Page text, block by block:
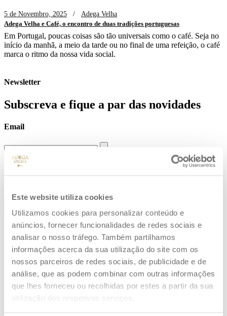
Este website utiliza cookies
Utilizamos cookies para personalizar conteúdo e
anúncios, fornecer funcionalidades de redes sociais e
analisar o nosso tráfego. Também partilhamos
informações acerca da sua utilização do site com os
nossos parceiros de redes sociais, de publicidade e de
análise, que as podem combinar com outras informações
que lhes forneceu ou recolhidas por estes a partir da sua
utilização dos respetivos serviços.
5 de Novembro, 2025 Adega Velha
Adega Velha e Café, o encontro de duas tradições portuguesas
Em Portugal, poucas coisas são tão universais como o café. Seja no
início da manhã, a meio da tarde ou no final de uma refeição, o café
marca o ritmo da nossa vida social.
Newsletter
Subscreva e fique a par das novidades
Email
Dou o meu consentimento e autorizo a recolha e tratamento dos
a protecção dos seus dadosaqui.
Menus
Adega Velha
Origem
Destilação
Servir
Coleção